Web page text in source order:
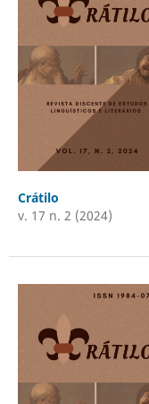
Crátilo
v. 17 n. 2 (2024)